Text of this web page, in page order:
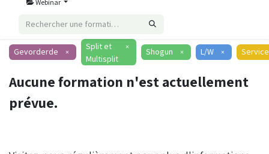
Webinar
Gevorderde ×
Split et
Multisplit
× Shogun × L/W × Service
Aucune formation n'est actuellement
prévue.